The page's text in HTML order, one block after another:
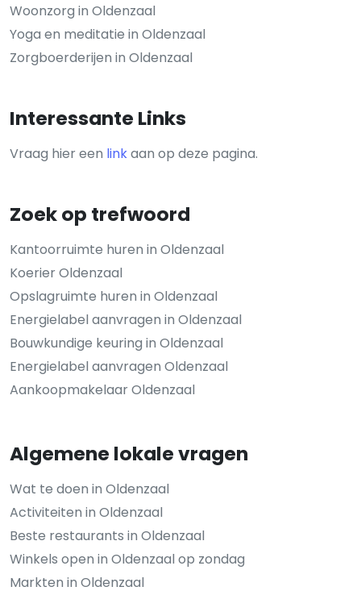
Woonzorg in Oldenzaal
Yoga en meditatie in Oldenzaal
Zorgboerderijen in Oldenzaal
Interessante Links
Vraag hier een linkaan op deze pagina.
Zoek op trefwoord
Kantoorruimte huren in Oldenzaal
Koerier Oldenzaal
Opslagruimte huren in Oldenzaal
Energielabel aanvragen in Oldenzaal
Bouwkundige keuring in Oldenzaal
Energielabel aanvragen Oldenzaal
Aankoopmakelaar Oldenzaal
Algemene lokale vragen
Wat te doen in Oldenzaal
Activiteiten in Oldenzaal
Beste restaurants in Oldenzaal
Winkels open in Oldenzaal op zondag
Markten in Oldenzaal